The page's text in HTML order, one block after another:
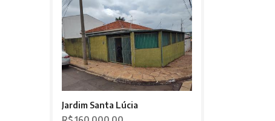
Jardim Santa Lúcia